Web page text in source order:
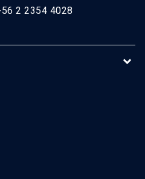
2 2354 4028